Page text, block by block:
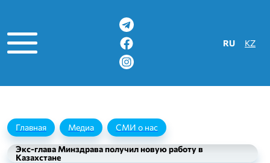
Выберите
RU KZ
Главная Медиа СМИ о нас
Экс-глава Минздрава получил новую работу в
Казахстане